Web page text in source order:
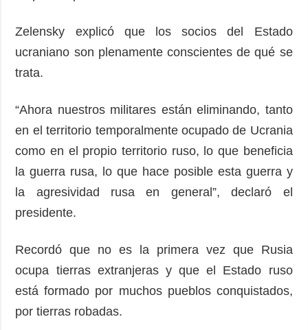
Zelensky explicó que los socios del Estado
ucraniano son plenamente conscientes de qué se
trata.
“Ahora nuestros militares están eliminando, tanto
en el territorio temporalmente ocupado de Ucrania
como en el propio territorio ruso, lo que beneficia
la guerra rusa, lo que hace posible esta guerra y
la agresividad rusa en general”, declaró el
presidente.
Recordó que no es la primera vez que Rusia
ocupa tierras extranjeras y que el Estado ruso
está formado por muchos pueblos conquistados,
por tierras robadas.